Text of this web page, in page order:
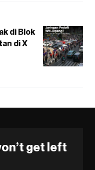
di Blok
di X
get left